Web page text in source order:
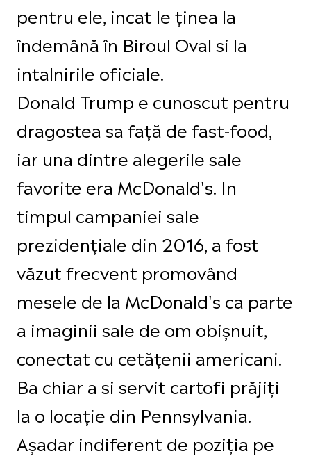
pentru ele, incat le ținea la
îndemână în Biroul Oval si la
intalnirile oficiale.
Donald Trump e cunoscut pentru
dragostea sa față de fast-food,
iar una dintre alegerile sale
favorite era McDonald's. In
timpul campaniei sale
prezidențiale din 2016, a fost
văzut frecvent promovând
mesele de la McDonald's ca parte
a imaginii sale de om obișnuit,
conectat cu cetățenii americani.
Ba chiar a si servit cartofi prăjiți
la o locație din Pennsylvania.
Așadar indiferent de poziția pe